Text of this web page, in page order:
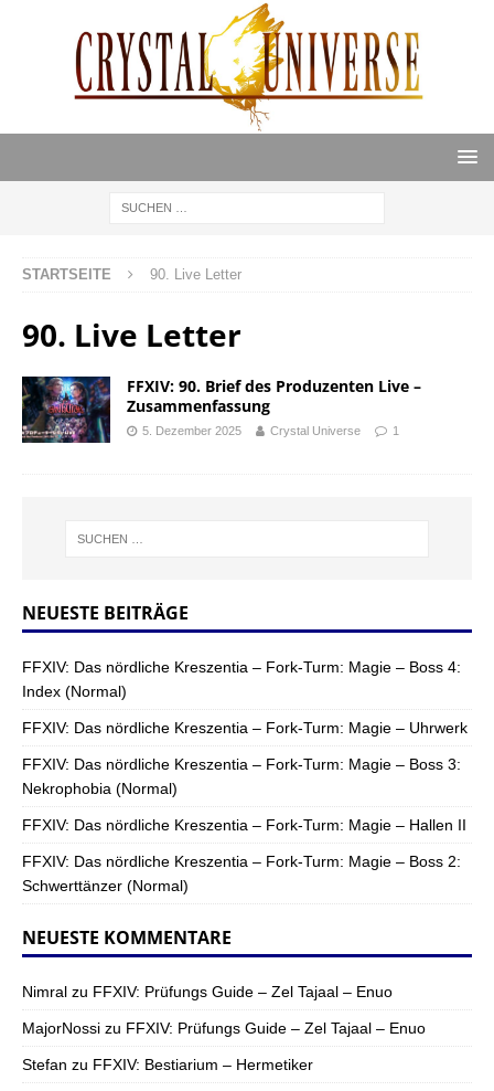
STARTSEITE 90. Live Letter
90. Live Letter
FFXIV: 90. Brief des Produzenten Live –
Zusammenfassung
5. Dezember 2025 Crystal Universe 1
NEUESTE BEITRÄGE
FFXIV: Das nördliche Kreszentia – Fork-Turm: Magie – Boss 4:
Index (Normal)
FFXIV: Das nördliche Kreszentia – Fork-Turm: Magie – Uhrwerk
FFXIV: Das nördliche Kreszentia – Fork-Turm: Magie – Boss 3:
Nekrophobia (Normal)
FFXIV: Das nördliche Kreszentia – Fork-Turm: Magie – Hallen II
FFXIV: Das nördliche Kreszentia – Fork-Turm: Magie – Boss 2:
Schwerttänzer (Normal)
NEUESTE KOMMENTARE
Nimral zu FFXIV: Prüfungs Guide – Zel Tajaal – Enuo
MajorNossi zu FFXIV: Prüfungs Guide – Zel Tajaal – Enuo
Stefan zu FFXIV: Bestiarium – Hermetiker